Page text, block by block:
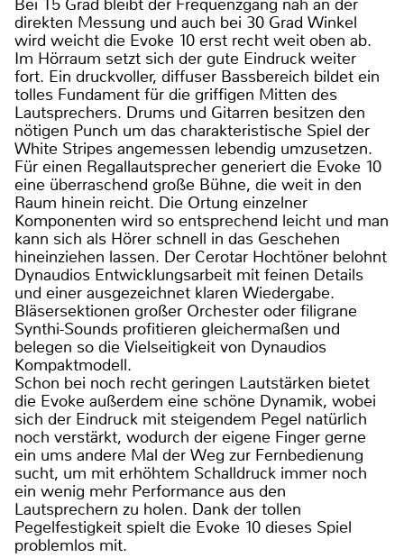
Bei 15 Grad bleibt der Frequenzgang nah an der
direkten Messung und auch bei 30 Grad Winkel
wird weicht die Evoke 10 erst recht weit oben ab.
Im Hörraum setzt sich der gute Eindruck weiter
fort. Ein druckvoller, diffuser Bassbereich bildet ein
tolles Fundament für die griffigen Mitten des
Lautsprechers. Drums und Gitarren besitzen den
nötigen Punch um das charakteristische Spiel der
White Stripes angemessen lebendig umzusetzen.
Für einen Regallautsprecher generiert die Evoke 10
eine überraschend große Bühne, die weit in den
Raum hinein reicht. Die Ortung einzelner
Komponenten wird so entsprechend leicht und man
kann sich als Hörer schnell in das Geschehen
hineinziehen lassen. Der Cerotar Hochtöner belohnt
Dynaudios Entwicklungsarbeit mit feinen Details
und einer ausgezeichnet klaren Wiedergabe.
Bläsersektionen großer Orchester oder filigrane
Synthi-Sounds profitieren gleichermaßen und
belegen so die Vielseitigkeit von Dynaudios
Kompaktmodell.
Schon bei noch recht geringen Lautstärken bietet
die Evoke außerdem eine schöne Dynamik, wobei
sich der Eindruck mit steigendem Pegel natürlich
noch verstärkt, wodurch der eigene Finger gerne
ein ums andere Mal der Weg zur Fernbedienung
sucht, um mit erhöhtem Schalldruck immer noch
ein wenig mehr Performance aus den
Lautsprechern zu holen. Dank der tollen
Pegelfestigkeit spielt die Evoke 10 dieses Spiel
problemlos mit.